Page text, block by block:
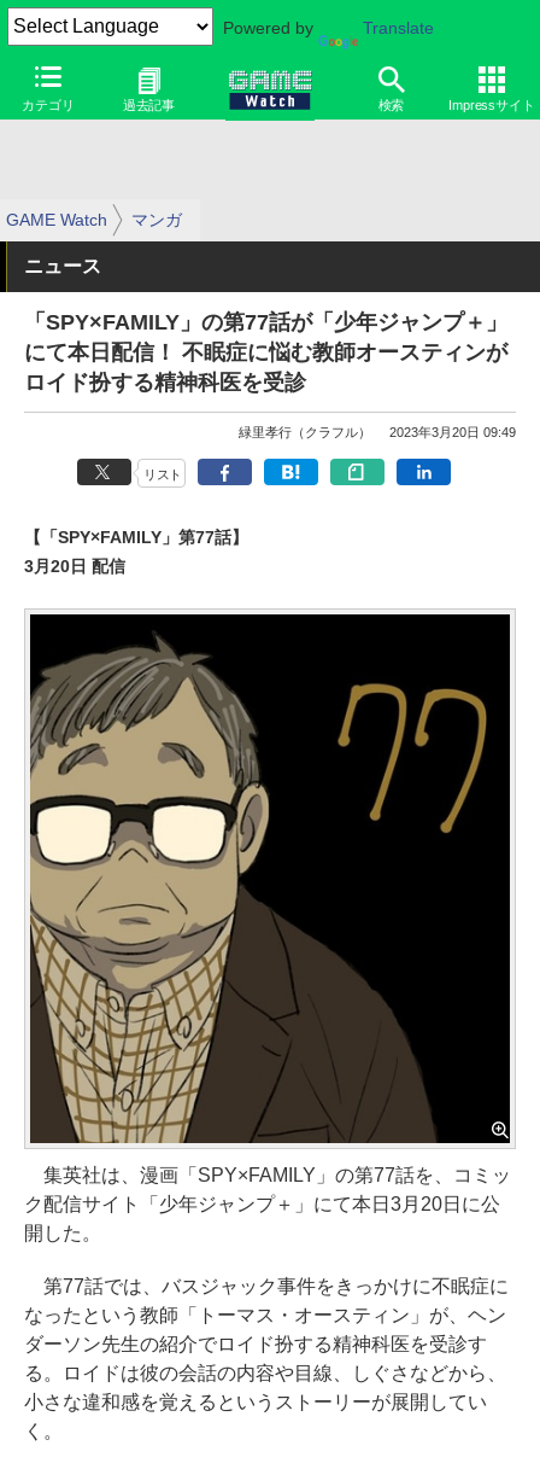
Powered by Translate
カテゴリ 過去記事 検索 Impressサイト
GAME Watch マンガ
ニュース
「SPY×FAMILY」の第77話が「少年ジャンプ＋」
にて本日配信！ 不眠症に悩む教師オースティンが
ロイド扮する精神科医を受診
緑里孝行（クラフル） 2023年3月20日 09:49
リスト
【「SPY×FAMILY」第77話】
3月20日 配信
集英社は、漫画「SPY×FAMILY」の第77話を、コミッ
ク配信サイト「少年ジャンプ＋」にて本日3月20日に公
開した。
第77話では、バスジャック事件をきっかけに不眠症に
なったという教師「トーマス・オースティン」が、ヘン
ダーソン先生の紹介でロイド扮する精神科医を受診す
る。ロイドは彼の会話の内容や目線、しぐさなどから、
小さな違和感を覚えるというストーリーが展開してい
く。